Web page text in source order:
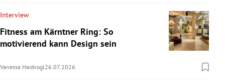
Interview
Fitness am Kärntner Ring: So
motivierend kann Design sein
Vanessa Haidvogl26.07.2026